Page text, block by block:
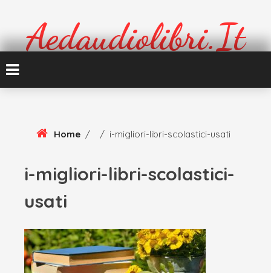
Aedaudiolibri.it
Home / / i-migliori-libri-scolastici-usati
i-migliori-libri-scolastici-
usati